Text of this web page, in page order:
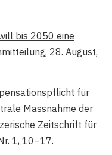
bis 2050 eine
28. August,
für
Massnahme der
Zeitschrift für
1, 10–17.